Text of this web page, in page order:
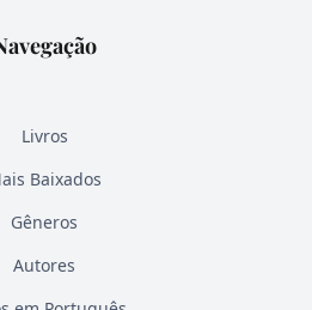
Livros
Baixados
Gêneros
Autores